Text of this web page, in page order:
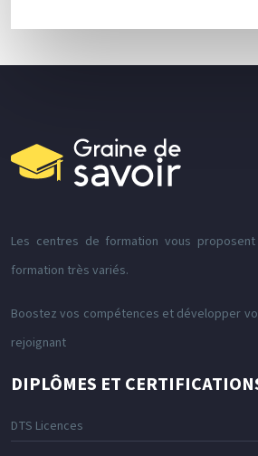
Les centres de formation vous
formation très variés.
Boostez vos compétences et développer
rejoignant
DIPLÔMES ET
DTS Licences